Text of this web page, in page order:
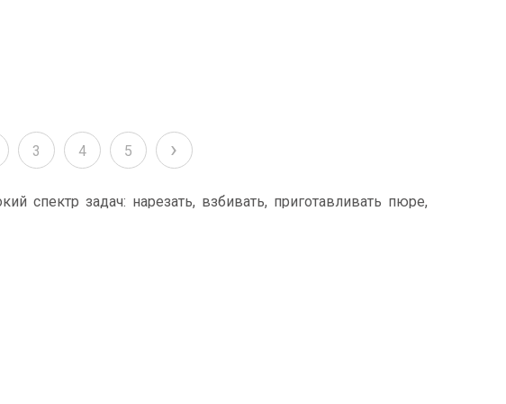
3 4 5 ›
спектр задач: нарезать, взбивать, приготавливать пюре,